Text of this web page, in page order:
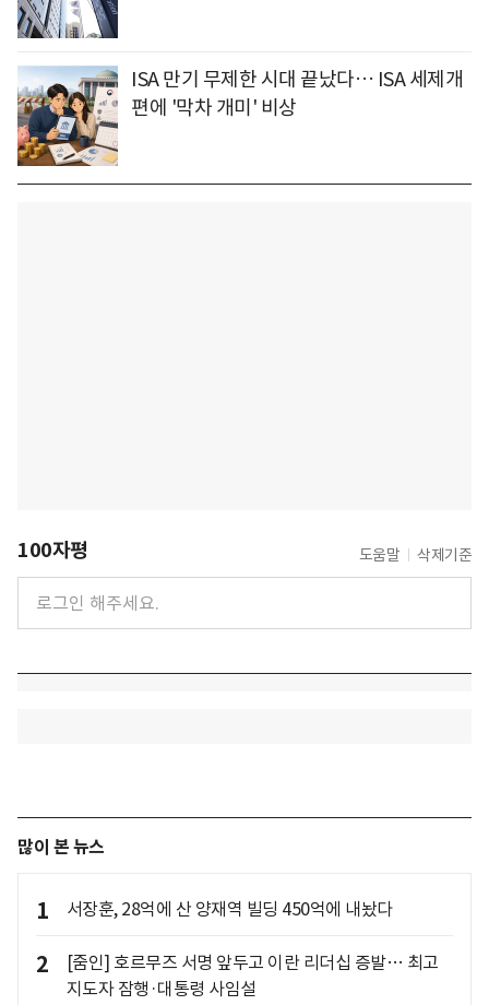
ISA 만기 무제한 시대 끝났다… ISA 세제개
편에 '막차 개미' 비상
100자평 도움말 삭제기준
많이 본 뉴스
1 서장훈, 28억에 산 양재역 빌딩 450억에 내놨다
2
[줌인] 호르무즈 서명 앞두고 이란 리더십 증발… 최고
지도자 잠행·대통령 사임설